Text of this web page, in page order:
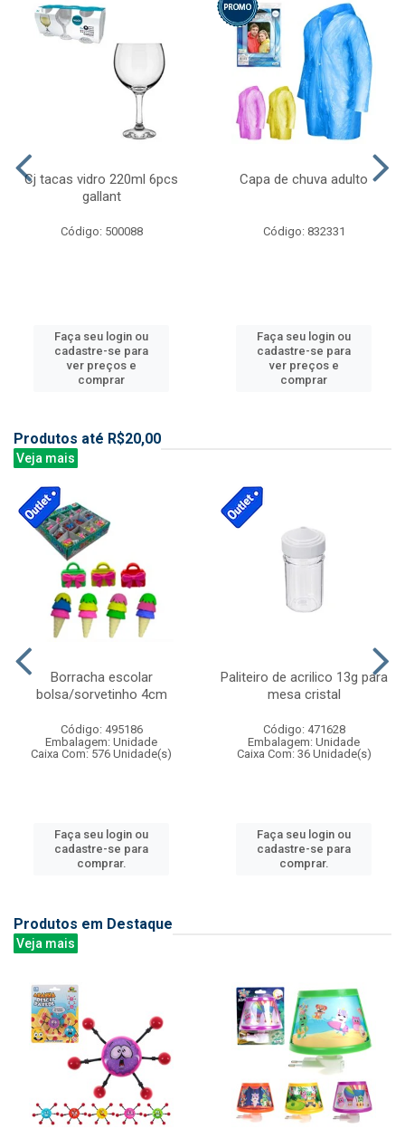
Cj tacas vidro 220ml 6pcs
gallant
Código: 500088
Faça seu login ou
cadastre-se para
ver preços e
comprar
Capa de chuva adulto
Código: 832331
Faça seu login ou
cadastre-se para
ver preços e
comprar
Produtos até R$20,00
Veja mais
Borracha escolar
bolsa/sorvetinho 4cm
Código: 495186
Embalagem: Unidade
Caixa Com: 576 Unidade(s)
Faça seu login ou
cadastre-se para
comprar.
Paliteiro de acrilico 13g para
mesa cristal
Código: 471628
Embalagem: Unidade
Caixa Com: 36 Unidade(s)
Faça seu login ou
cadastre-se para
comprar.
Produtos em Destaque
Veja mais